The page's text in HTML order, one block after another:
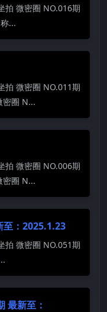
拍 微密圈 NO.016期
...
拍 微密圈 NO.011期
密圈 N...
拍 微密圈 NO.006期
密圈 N...
至：2025.1.23
拍 微密圈 NO.051期
最新至：